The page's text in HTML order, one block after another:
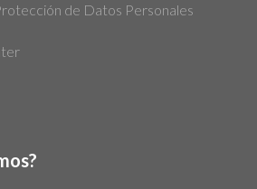
de Datos Personales